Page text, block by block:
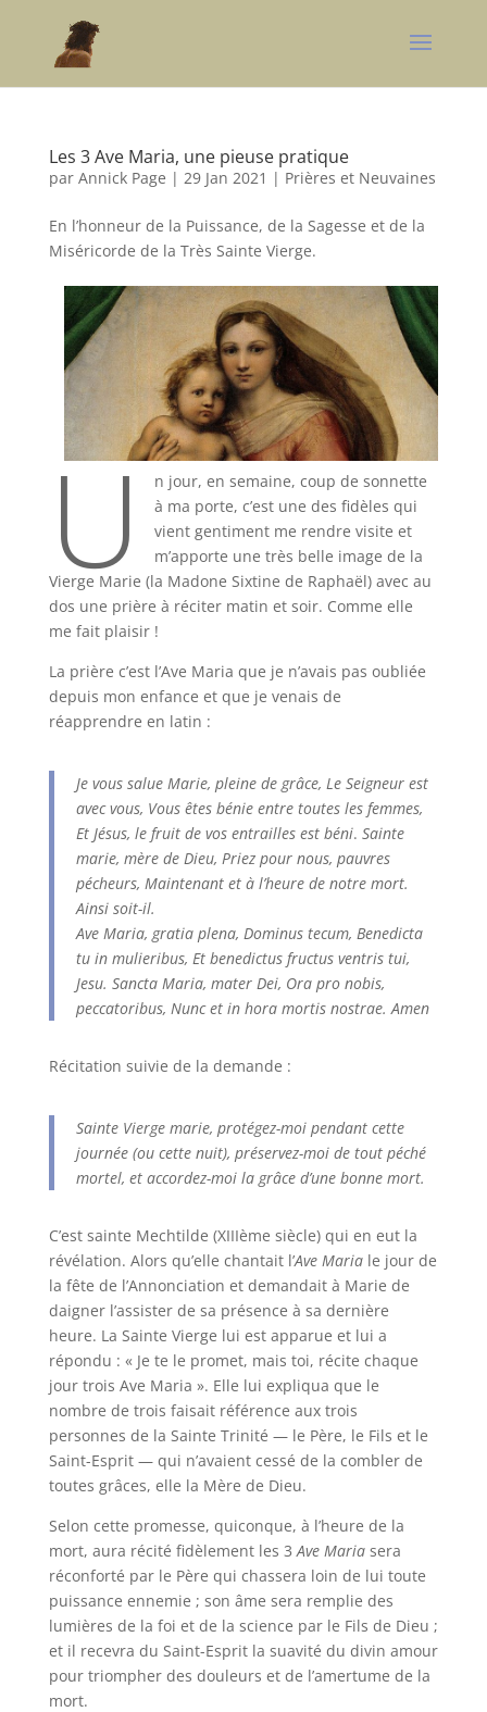
Les 3 Ave Maria, une pieuse pratique
par Annick Page | 29 Jan 2021 | Prières et Neuvaines
En l’honneur de la Puissance, de la Sagesse et de la
Miséricorde de la Très Sainte Vierge.
U
n jour, en semaine, coup de sonnette
à ma porte, c’est une des fidèles qui
vient gentiment me rendre visite et
m’apporte une très belle image de la
Vierge Marie (la Madone Sixtine de Raphaël) avec au
dos une prière à réciter matin et soir. Comme elle
me fait plaisir !
La prière c’est l’Ave Maria que je n’avais pas oubliée
depuis mon enfance et que je venais de
réapprendre en latin :
Je vous salue Marie, pleine de grâce, Le Seigneur est
avec vous, Vous êtes bénie entre toutes les femmes,
Et Jésus, le fruit de vos entrailles est béni. Sainte
marie, mère de Dieu, Priez pour nous, pauvres
pécheurs, Maintenant et à l’heure de notre mort.
Ainsi soit-il.
Ave Maria, gratia plena, Dominus tecum, Benedicta
tu in mulieribus, Et benedictus fructus ventris tui,
Jesu. Sancta Maria, mater Dei, Ora pro nobis,
peccatoribus, Nunc et in hora mortis nostrae. Amen
Récitation suivie de la demande :
Sainte Vierge marie, protégez-moi pendant cette
journée (ou cette nuit), préservez-moi de tout péché
mortel, et accordez-moi la grâce d’une bonne mort.
C’est sainte Mechtilde (XIIIème siècle) qui en eut la
révélation. Alors qu’elle chantait l’Ave Mariale jour de
la fête de l’Annonciation et demandait à Marie de
daigner l’assister de sa présence à sa dernière
heure. La Sainte Vierge lui est apparue et lui a
répondu : « Je te le promet, mais toi, récite chaque
jour trois Ave Maria ». Elle lui expliqua que le
nombre de trois faisait référence aux trois
personnes de la Sainte Trinité — le Père, le Fils et le
Saint-Esprit — qui n’avaient cessé de la combler de
toutes grâces, elle la Mère de Dieu.
Selon cette promesse, quiconque, à l’heure de la
mort, aura récité fidèlement les 3Ave Maria sera
réconforté par le Père qui chassera loin de lui toute
puissance ennemie ; son âme sera remplie des
lumières de la foi et de la science par le Fils de Dieu ;
et il recevra du Saint-Esprit la suavité du divin amour
pour triompher des douleurs et de l’amertume de la
mort.